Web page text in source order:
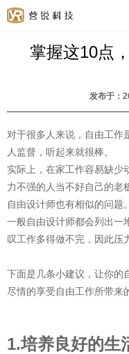
掌握这10点
发布于：
对于很多人来说，自由工作
人监督，听起来就很棒。
实际上，在家工作容易缺少
力不强的人当不好自己的老
自由设计师也有相似的问题。
一般自由设计师都会列出一
叹工作多得做不完，因此压
下面是几条小建议，让你的
尽情的享受自由工作所带来
1.培养良好的生